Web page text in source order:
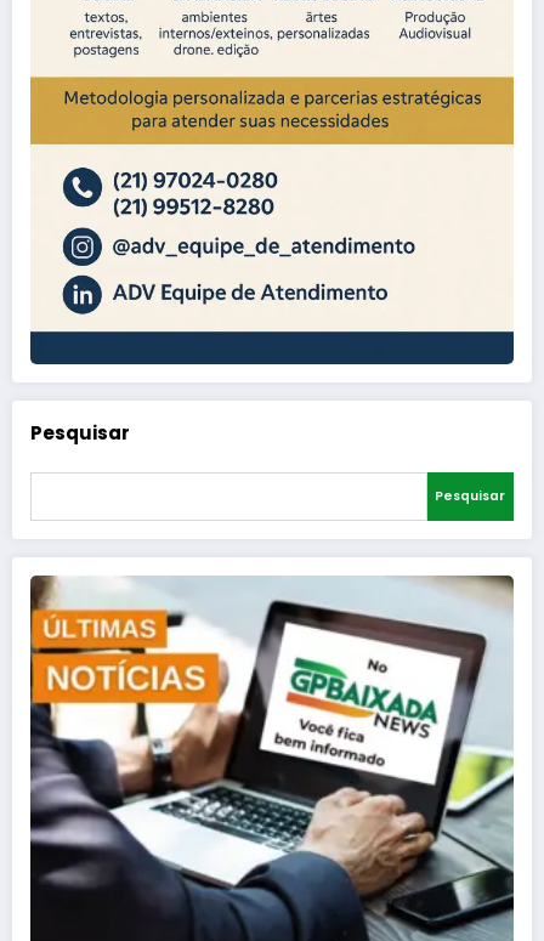
Pesquisar
Pesquisar